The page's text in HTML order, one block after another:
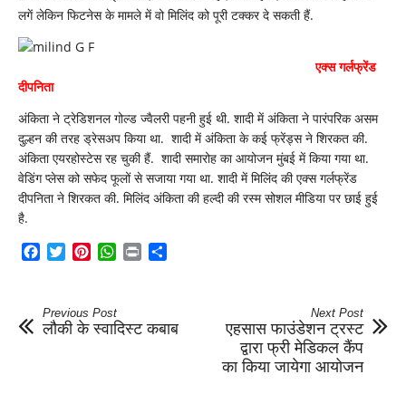
लगें लेकिन फिटनेस के मामले में वो मिल‍िंद को पूरी टक्कर दे सकती हैं.
एक्स गर्लफ्रेंड
दी‍पन‍िता
अं‍किता ने ट्रेडिशनल गोल्ड ज्वैलरी पहनी हुई थी. शादी में अंकिता ने पारंप‍र‍िक असम
दुल्हन की तरह ड्रेसअप किया था. शादी में अंकिता के कई फ्रेंड्स ने श‍िरकत की.
अंकिता एयरहोस्टेस रह चुकी हैं. शादी समारोह का आयोजन मुंबई में किया गया था.
वेड‍िंग प्लेस को सफेद फूलों से सजाया गया था. शादी में मिल‍िंद की एक्स गर्लफ्रेंड
दी‍पन‍िता ने शि‍रकत की. मिलिंद अंकिता की हल्दी की रस्म सोशल मीडिया पर छाई हुई
है.
Facebook
TwitterPinterestWhatsApp
Print
Previous Post
लौकी के स्वादिस्ट कबाब
Next Post
एहसास फाउंडेशन ट्रस्ट
द्वारा फ्री मेडिकल कैंप
का किया जायेगा आयोजन